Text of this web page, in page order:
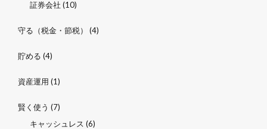
証券会社 (10)
守る（税金・節税） (4)
貯める (4)
資産運用 (1)
賢く使う (7)
キャッシュレス (6)